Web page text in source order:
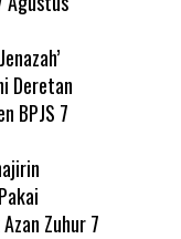
Deretan
BPJS 7
Zuhur 7